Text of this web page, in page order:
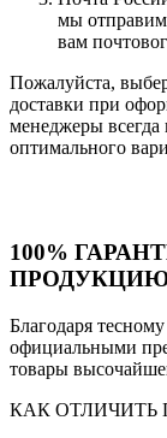
мы
вам
Пожалуйста,
доставки при
менеджеры
оптимального
100%
Благодаря
официальными
товары
КАК ОТЛИЧИТЬ